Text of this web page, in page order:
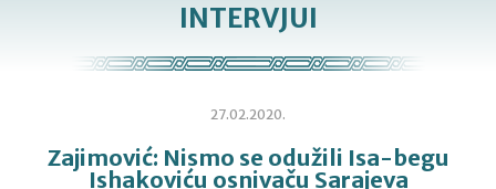
INTERVJUI
27.02.2020.
Zajimović: Nismo se odužili Isa-begu
Ishakoviću osnivaču Sarajeva